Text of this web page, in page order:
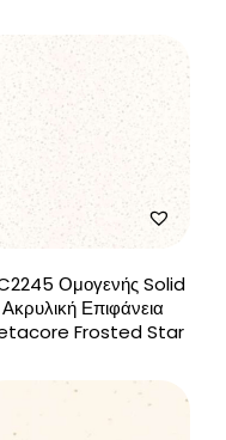
Ομογενής Solid
Ακρυλική Επιφάνεια
Frosted Star